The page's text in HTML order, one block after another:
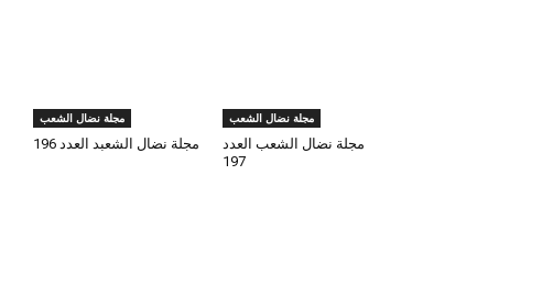
مجلة نضال الشعب
مجلة نضال الشعب العدد
197
مجلة نضال الشعب
مجلة نضال الشعبد العدد 196